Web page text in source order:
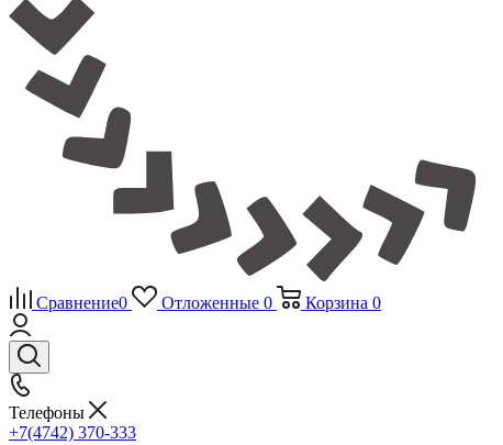
Сравнение0 Отложенные 0 Корзина 0
Телефоны
+7(4742) 370-333